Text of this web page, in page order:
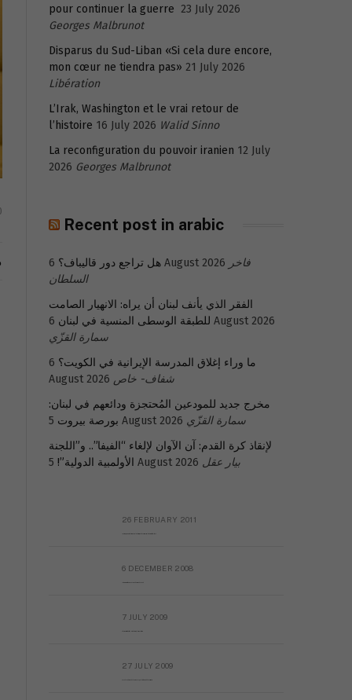
pour continuer la guerre 23 July 2026
Georges Malbrunot
Disparus du Sud-Liban «Si cela dure encore,
mon cœur ne tiendra pas» 21 July 2026
Libération
L’Irak, Washington et le vrai retour de
l’histoire 16 July 2026 Walid Sinno
La reconfiguration du pouvoir iranien 12 July
2026 Georges Malbrunot
Recent post in arabic
هل تراجع دور قاليباف؟ 6 August 2026 فاخر
السلطان
الفقر الذي يأنف لبنان أن يراه: الانهيار الصامت
للطبقة الوسطى المنسية في لبنان 6 August 2026
سمارة القزّي
ما وراء إغلاق المدرسة الإيرانية في الكويت؟ 6
August 2026 شفاف- خاص
مخرج جديد للمودعين المُحتجزة ودائعهم في لبنان:
بورصة بيروت 5 August 2026 سمارة القزّي
لإنقاذ كرة القدم: آن الآوان لإلغاء “الفيفا”.. و”اللجنة
الأولمبية الدولية”! 5 August 2026 بيار عقل
26 FEBRUARY 2011
6 DECEMBER 2008
7 JULY 2009
27 JULY 2009